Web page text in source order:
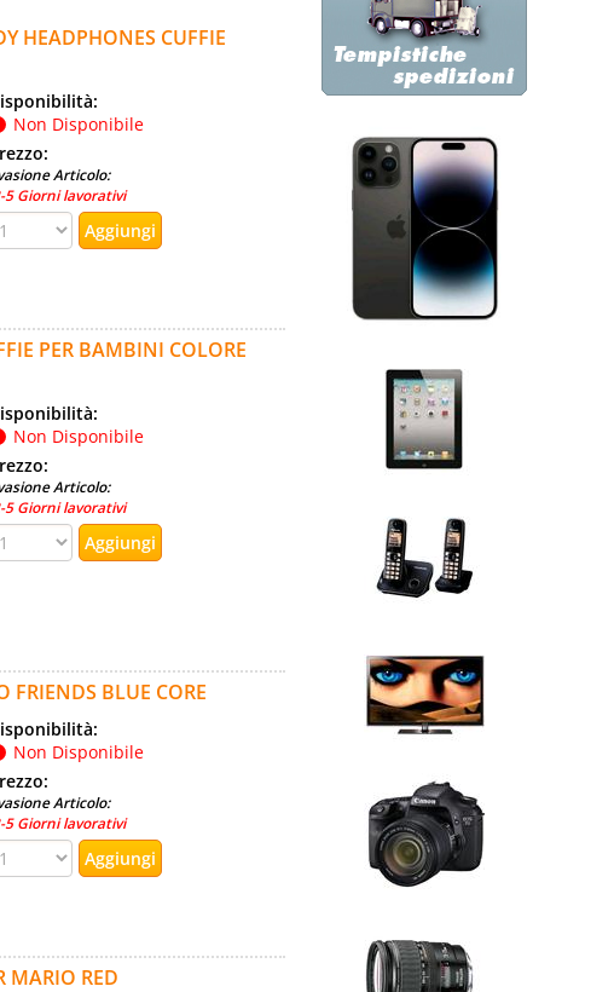
HEADPHONES CUFFIE
Non Disponibile
Articolo:
5 Giorni lavorativi
PER BAMBINI COLORE
Non Disponibile
Articolo:
5 Giorni lavorativi
FRIENDS BLUE CORE
Non Disponibile
Articolo:
5 Giorni lavorativi
MARIO RED